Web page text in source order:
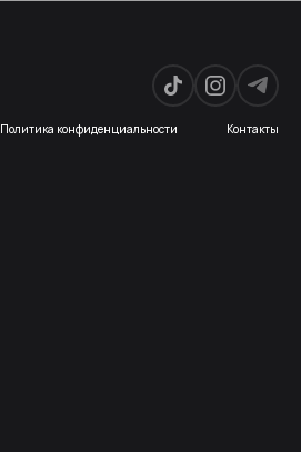
Политика конфиденциальности Контакты